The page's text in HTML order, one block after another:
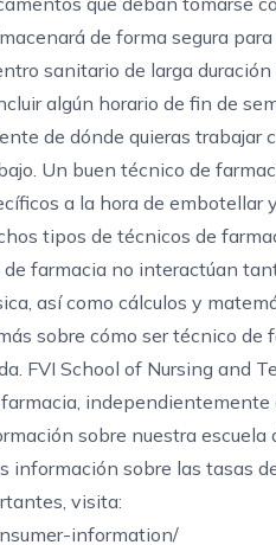
de forma segura
sanitario de larga
algún horario de fin de
de dónde quieras
Un buen técnico de
a la hora de
tipos de técnicos de
farmacia no interactúan
así como cálculos y
sobre cómo ser técnico de
. FVI School of Nursing and
independientemente
sobre nuestra escuela
información sobre las tasas
visita:
information/